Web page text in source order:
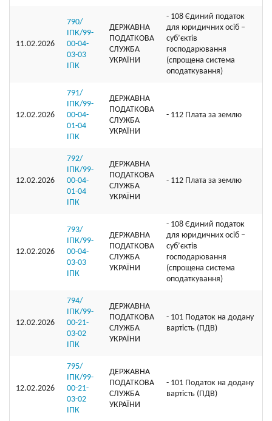
11.02.2026
790/
ІПК/99-
00-04-
03-03
ІПК
ДЕРЖАВНА
ПОДАТКОВА
СЛУЖБА
УКРАЇНИ
- 108 Єдиний податок
для юридичних осіб –
суб’єктів
господарювання
(спрощена система
оподаткування)
12.02.2026
791/
ІПК/99-
00-04-
01-04
ІПК
ДЕРЖАВНА
ПОДАТКОВА
СЛУЖБА
УКРАЇНИ
- 112 Плата за землю
12.02.2026
792/
ІПК/99-
00-04-
01-04
ІПК
ДЕРЖАВНА
ПОДАТКОВА
СЛУЖБА
УКРАЇНИ
- 112 Плата за землю
12.02.2026
793/
ІПК/99-
00-04-
03-03
ІПК
ДЕРЖАВНА
ПОДАТКОВА
СЛУЖБА
УКРАЇНИ
- 108 Єдиний податок
для юридичних осіб –
суб’єктів
господарювання
(спрощена система
оподаткування)
12.02.2026
794/
ІПК/99-
00-21-
03-02
ІПК
ДЕРЖАВНА
ПОДАТКОВА
СЛУЖБА
УКРАЇНИ
- 101 Податок на додану
вартість (ПДВ)
12.02.2026
795/
ІПК/99-
00-21-
03-02
ІПК
ДЕРЖАВНА
ПОДАТКОВА
СЛУЖБА
УКРАЇНИ
- 101 Податок на додану
вартість (ПДВ)